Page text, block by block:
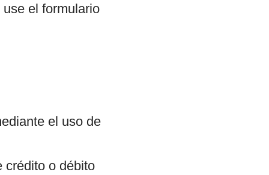
el formulario
el uso de
crédito o débito